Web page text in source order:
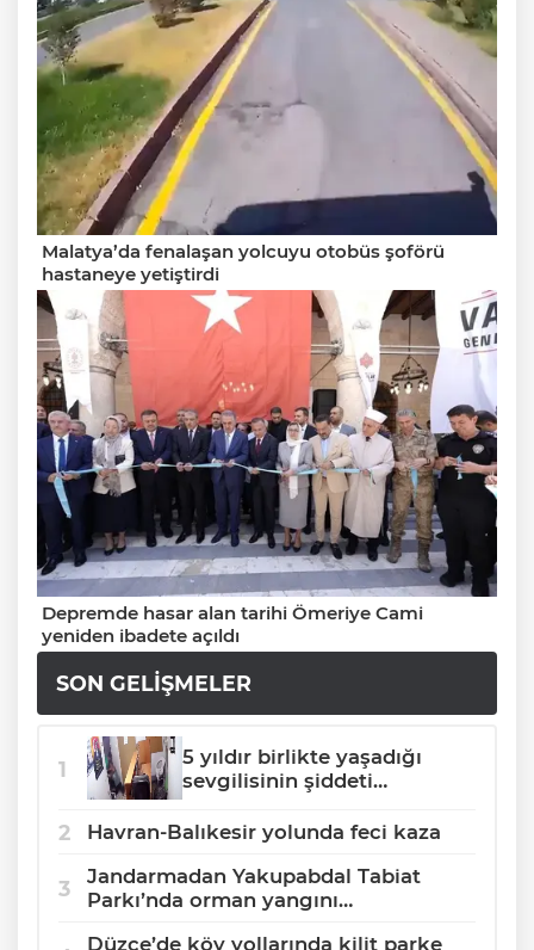
Malatya’da fenalaşan yolcuyu otobüs şoförü
hastaneye yetiştirdi
Depremde hasar alan tarihi Ömeriye Cami
yeniden ibadete açıldı
SON GELIŞMELER
5 yıldır birlikte yaşadığı
sevgilisinin şiddeti
Havran-Balıkesir yolunda feci kaza
Jandarmadan Yakupabdal Tabiat
Parkı’nda orman yangını
Düzce’de köy yollarında kilit parke